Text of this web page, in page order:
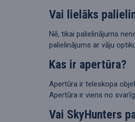
Vai lielāks
Nē, tikai palielinājums
palielinājums ar vāju
Kas ir apertūra?
Apertūra ir teleskopa
Apertūra ir viens no
Vai SkyHunters